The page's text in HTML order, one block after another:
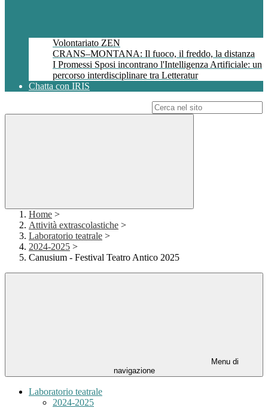
Volontariato ZEN
CRANS–MONTANA: Il fuoco, il freddo, la distanza
I Promessi Sposi incontrano l'Intelligenza Artificiale: un
percorso interdisciplinare tra Letteratur
Chatta con IRIS
Home >
Attività extrascolastiche >
Laboratorio teatrale >
2024-2025 >
Canusium - Festival Teatro Antico 2025
Menu di
navigazione
Laboratorio teatrale
2024-2025